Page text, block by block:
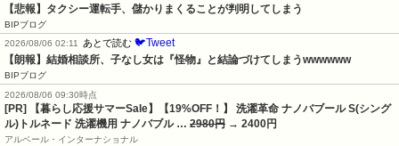
【悲報】タクシー運転手、儲かりまくることが判明してしまう
BIPブログ
2026/08/06 02:11
あとで読む 🐦Tweet
【朗報】結婚相談所、子なし女は『怪物』と結論づけてしまうwwwwww
BIPブログ
2026/08/06 09:30時点
[PR] 【暮らし応援サマーSale】【19%OFF！】 洗濯革命 ナノバブール S(シング
ル)トルネード 洗濯機用 ナノバブル … 2980円 → 2400円
アルベール・インターナショナル